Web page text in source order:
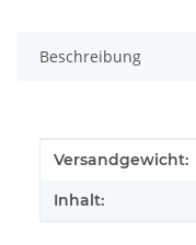
Beschreibung
Produkteigenschaft
Wert
Versandgewicht:
Inhalt: